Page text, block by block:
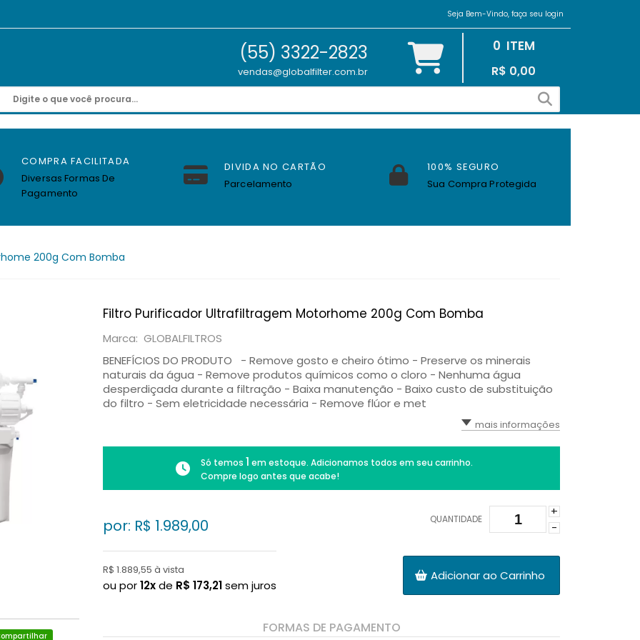
Seja Bem-Vindo, faça seu login
(55) 3322-2823
vendas@globalfilter.com.br
0 ITEM
R$ 0,00
COMPRA FACILITADA
Diversas Formas De
Pagamento
DIVIDA NO CARTÃO
Parcelamento
100% SEGURO
Sua Compra Protegida
200g Com Bomba
Filtro Purificador Ultrafiltragem Motorhome 200g Com Bomba
Marca: GLOBALFILTROS
BENEFÍCIOS DO PRODUTO - Remove gosto e cheiro ótimo - Preserve os minerais
naturais da água - Remove produtos químicos como o cloro - Nenhuma água
desperdiçada durante a filtração - Baixa manutenção - Baixo custo de substituição
do filtro - Sem eletricidade necessária - Remove flúor e met
mais informações
Só temos 1 em estoque. Adicionamos todos em seu carrinho.
Compre logo antes que acabe!
por: R$ 1.989,00
R$ 1.889,55 à vista
ou por12xde R$ 173,21sem juros
QUANTIDADE
+
-
Adicionar ao Carrinho
FORMAS DE PAGAMENTO